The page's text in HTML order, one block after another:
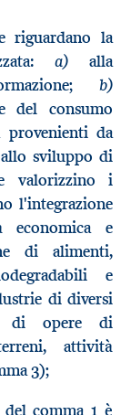
riguardano la
a) alla
b)
del consumo
provenienti da
allo sviluppo di
valorizzino i
l'integrazione
economica e
di alimenti,
e
di diversi
di opere di
attività
3);
del comma 1 è